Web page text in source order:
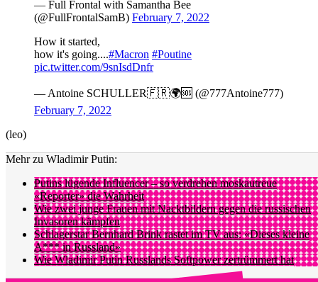
— Full Frontal with Samantha Bee
(@FullFrontalSamB) February 7, 2022
How it started,
how it's going....#Macron #Poutine
pic.twitter.com/9snIsdDnfr
— Antoine SCHULLER🇫🇷🌍🆘 (@777Antoine777)
February 7, 2022
(leo)
Mehr zu Wladimir Putin:
Putins lügende Influencer – so verdrehen moskautreue
«Reporter» die Wahrheit
Wie zwei junge Frauen mit Nacktbildern gegen die russischen
Invasoren kämpfen
Schlagerstar Bernhard Brink rastet im TV aus: «Dieses kleine
A*** in Russland»
Wie Wladimir Putin Russlands Softpower zertrümmert hat